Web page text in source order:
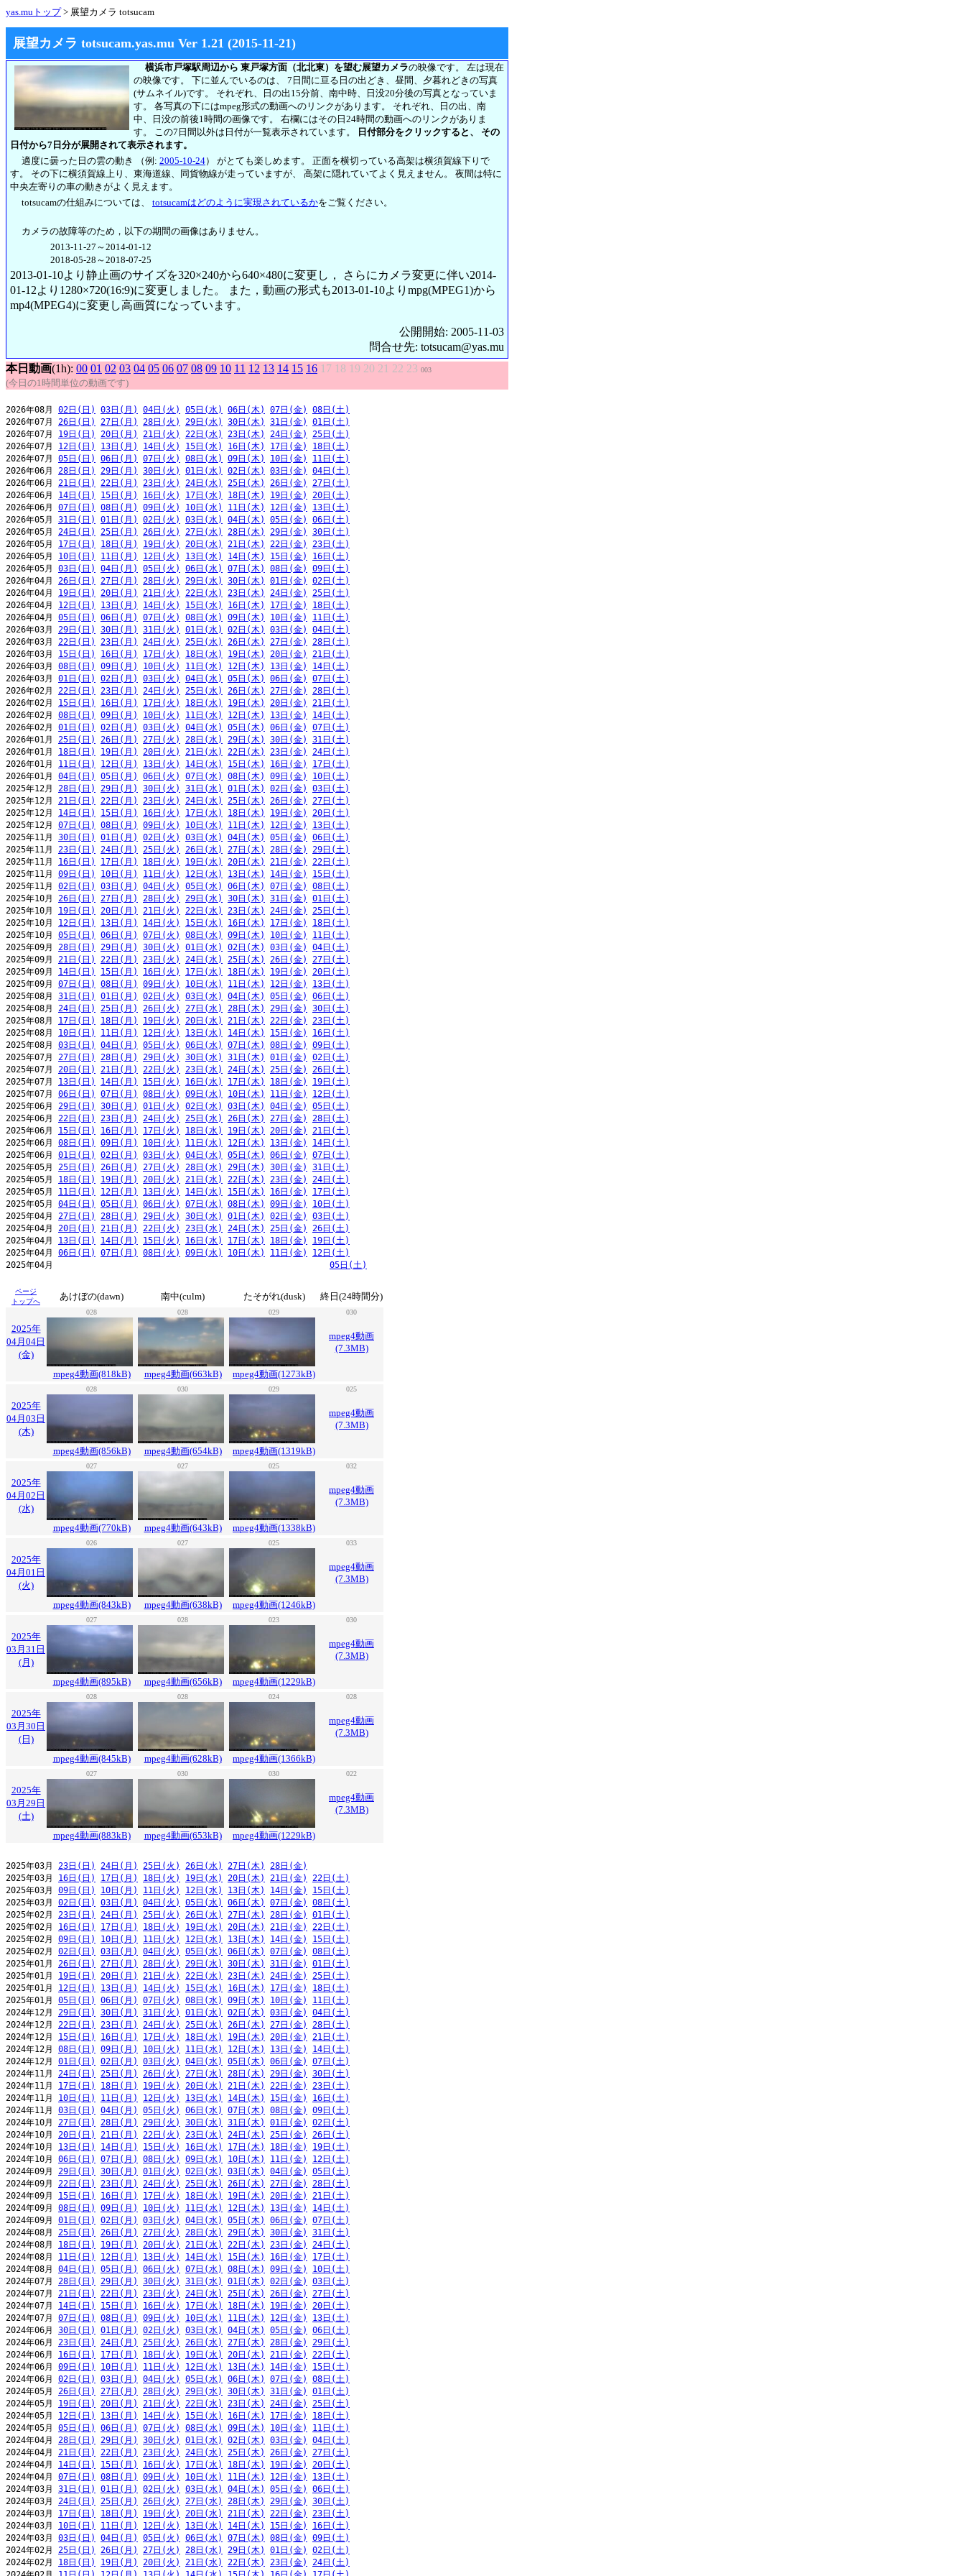
yas.muトップ> 展望カメラ totsucam
展望カメラ totsucam.yas.mu Ver 1.21 (2015-11-21)
横浜市戸塚駅周辺から 東戸塚方面（北北東）を望む展望カメラの映像です。 左は現在
の映像です。 下に並んでいるのは、 7日間に亘る日の出どき、昼間、夕暮れどきの写真
(サムネイル)です。 それぞれ、日の出15分前、南中時、日没20分後の写真となっていま
す。 各写真の下にはmpeg形式の動画へのリンクがあります。 それぞれ、日の出、南
中、日没の前後1時間の画像です。 右欄にはその日24時間の動画へのリンクがありま
す。 この7日間以外は日付が一覧表示されています。
日付部分をクリックすると、 その
日付から7日分が展開されて表示されます。
適度に曇った日の雲の動き （例: 2005-10-24） がとても楽しめます。 正面を横切っている高架は横須賀線下りで
す。 その下に横須賀線上り、東海道線、同貨物線が走っていますが、 高架に隠れていてよく見えません。 夜間は特に
中央左寄りの車の動きがよく見えます。
totsucamの仕組みについては、 totsucamはどのように実現されているかをご覧ください。
カメラの故障等のため，以下の期間の画像はありません。
2013-11-27～2014-01-12
2018-05-28～2018-07-25
2013-01-10より静止画のサイズを320×240から640×480に変更し， さらにカメラ変更に伴い2014-
01-12より1280×720(16:9)に変更しました。 また，動画の形式も2013-01-10よりmpg(MPEG1)から
mp4(MPEG4)に変更し高画質になっています。
公開開始: 2005-11-03
問合せ先: totsucam@yas.mu
本日動画(1h): 00 01 02 03 04 05 06 07 08 09 10 11 12 13 14 15 16 17 18 19 20 21 22 23 003
(今日の1時間単位の動画です)
2026年08月 02日(日) 03日(月) 04日(火) 05日(水) 06日(木) 07日(金)
08日(土)
2026年07月 26日(日) 27日(月) 28日(火) 29日(水) 30日(木) 31日(金)
01日(土)
2026年07月 19日(日) 20日(月) 21日(火) 22日(水) 23日(木) 24日(金)
25日(土)
2026年07月 12日(日) 13日(月) 14日(火) 15日(水) 16日(木) 17日(金)
18日(土)
2026年07月 05日(日) 06日(月) 07日(火) 08日(水) 09日(木) 10日(金)
11日(土)
2026年06月 28日(日) 29日(月) 30日(火) 01日(水) 02日(木) 03日(金)
04日(土)
2026年06月 21日(日) 22日(月) 23日(火) 24日(水) 25日(木) 26日(金)
27日(土)
2026年06月 14日(日) 15日(月) 16日(火) 17日(水) 18日(木) 19日(金)
20日(土)
2026年06月 07日(日) 08日(月) 09日(火) 10日(水) 11日(木) 12日(金)
13日(土)
2026年05月 31日(日) 01日(月) 02日(火) 03日(水) 04日(木) 05日(金)
06日(土)
2026年05月 24日(日) 25日(月) 26日(火) 27日(水) 28日(木) 29日(金)
30日(土)
2026年05月 17日(日) 18日(月) 19日(火) 20日(水) 21日(木) 22日(金)
23日(土)
2026年05月 10日(日) 11日(月) 12日(火) 13日(水) 14日(木) 15日(金)
16日(土)
2026年05月 03日(日) 04日(月) 05日(火) 06日(水) 07日(木) 08日(金)
09日(土)
2026年04月 26日(日) 27日(月) 28日(火) 29日(水) 30日(木) 01日(金)
02日(土)
2026年04月 19日(日) 20日(月) 21日(火) 22日(水) 23日(木) 24日(金)
25日(土)
2026年04月 12日(日) 13日(月) 14日(火) 15日(水) 16日(木) 17日(金)
18日(土)
2026年04月 05日(日) 06日(月) 07日(火) 08日(水) 09日(木) 10日(金)
11日(土)
2026年03月 29日(日) 30日(月) 31日(火) 01日(水) 02日(木) 03日(金)
04日(土)
2026年03月 22日(日) 23日(月) 24日(火) 25日(水) 26日(木) 27日(金)
28日(土)
2026年03月 15日(日) 16日(月) 17日(火) 18日(水) 19日(木) 20日(金)
21日(土)
2026年03月 08日(日) 09日(月) 10日(火) 11日(水) 12日(木) 13日(金)
14日(土)
2026年03月 01日(日) 02日(月) 03日(火) 04日(水) 05日(木) 06日(金)
07日(土)
2026年02月 22日(日) 23日(月) 24日(火) 25日(水) 26日(木) 27日(金)
28日(土)
2026年02月 15日(日) 16日(月) 17日(火) 18日(水) 19日(木) 20日(金)
21日(土)
2026年02月 08日(日) 09日(月) 10日(火) 11日(水) 12日(木) 13日(金)
14日(土)
2026年02月 01日(日) 02日(月) 03日(火) 04日(水) 05日(木) 06日(金)
07日(土)
2026年01月 25日(日) 26日(月) 27日(火) 28日(水) 29日(木) 30日(金)
31日(土)
2026年01月 18日(日) 19日(月) 20日(火) 21日(水) 22日(木) 23日(金)
24日(土)
2026年01月 11日(日) 12日(月) 13日(火) 14日(水) 15日(木) 16日(金)
17日(土)
2026年01月 04日(日) 05日(月) 06日(火) 07日(水) 08日(木) 09日(金)
10日(土)
2025年12月 28日(日) 29日(月) 30日(火) 31日(水) 01日(木) 02日(金)
03日(土)
2025年12月 21日(日) 22日(月) 23日(火) 24日(水) 25日(木) 26日(金)
27日(土)
2025年12月 14日(日) 15日(月) 16日(火) 17日(水) 18日(木) 19日(金)
20日(土)
2025年12月 07日(日) 08日(月) 09日(火) 10日(水) 11日(木) 12日(金)
13日(土)
2025年11月 30日(日) 01日(月) 02日(火) 03日(水) 04日(木) 05日(金)
06日(土)
2025年11月 23日(日) 24日(月) 25日(火) 26日(水) 27日(木) 28日(金)
29日(土)
2025年11月 16日(日) 17日(月) 18日(火) 19日(水) 20日(木) 21日(金)
22日(土)
2025年11月 09日(日) 10日(月) 11日(火) 12日(水) 13日(木) 14日(金)
15日(土)
2025年11月 02日(日) 03日(月) 04日(火) 05日(水) 06日(木) 07日(金)
08日(土)
2025年10月 26日(日) 27日(月) 28日(火) 29日(水) 30日(木) 31日(金)
01日(土)
2025年10月 19日(日) 20日(月) 21日(火) 22日(水) 23日(木) 24日(金)
25日(土)
2025年10月 12日(日) 13日(月) 14日(火) 15日(水) 16日(木) 17日(金)
18日(土)
2025年10月 05日(日) 06日(月) 07日(火) 08日(水) 09日(木) 10日(金)
11日(土)
2025年09月 28日(日) 29日(月) 30日(火) 01日(水) 02日(木) 03日(金)
04日(土)
2025年09月 21日(日) 22日(月) 23日(火) 24日(水) 25日(木) 26日(金)
27日(土)
2025年09月 14日(日) 15日(月) 16日(火) 17日(水) 18日(木) 19日(金)
20日(土)
2025年09月 07日(日) 08日(月) 09日(火) 10日(水) 11日(木) 12日(金)
13日(土)
2025年08月 31日(日) 01日(月) 02日(火) 03日(水) 04日(木) 05日(金)
06日(土)
2025年08月 24日(日) 25日(月) 26日(火) 27日(水) 28日(木) 29日(金)
30日(土)
2025年08月 17日(日) 18日(月) 19日(火) 20日(水) 21日(木) 22日(金)
23日(土)
2025年08月 10日(日) 11日(月) 12日(火) 13日(水) 14日(木) 15日(金)
16日(土)
2025年08月 03日(日) 04日(月) 05日(火) 06日(水) 07日(木) 08日(金)
09日(土)
2025年07月 27日(日) 28日(月) 29日(火) 30日(水) 31日(木) 01日(金)
02日(土)
2025年07月 20日(日) 21日(月) 22日(火) 23日(水) 24日(木) 25日(金)
26日(土)
2025年07月 13日(日) 14日(月) 15日(火) 16日(水) 17日(木) 18日(金)
19日(土)
2025年07月 06日(日) 07日(月) 08日(火) 09日(水) 10日(木) 11日(金)
12日(土)
2025年06月 29日(日) 30日(月) 01日(火) 02日(水) 03日(木) 04日(金)
05日(土)
2025年06月 22日(日) 23日(月) 24日(火) 25日(水) 26日(木) 27日(金)
28日(土)
2025年06月 15日(日) 16日(月) 17日(火) 18日(水) 19日(木) 20日(金)
21日(土)
2025年06月 08日(日) 09日(月) 10日(火) 11日(水) 12日(木) 13日(金)
14日(土)
2025年06月 01日(日) 02日(月) 03日(火) 04日(水) 05日(木) 06日(金)
07日(土)
2025年05月 25日(日) 26日(月) 27日(火) 28日(水) 29日(木) 30日(金)
31日(土)
2025年05月 18日(日) 19日(月) 20日(火) 21日(水) 22日(木) 23日(金)
24日(土)
2025年05月 11日(日) 12日(月) 13日(火) 14日(水) 15日(木) 16日(金)
17日(土)
2025年05月 04日(日) 05日(月) 06日(火) 07日(水) 08日(木) 09日(金)
10日(土)
2025年04月 27日(日) 28日(月) 29日(火) 30日(水) 01日(木) 02日(金)
03日(土)
2025年04月 20日(日) 21日(月) 22日(火) 23日(水) 24日(木) 25日(金)
26日(土)
2025年04月 13日(日) 14日(月) 15日(火) 16日(水) 17日(木) 18日(金)
19日(土)
2025年04月 06日(日) 07日(月) 08日(火) 09日(水) 10日(木) 11日(金)
12日(土)
2025年04月 05日(土)
ページ
トップへ
あけぼの(dawn) 南中(culm) たそがれ(dusk) 終日(24時間分)
028 028 029 030
2025年
04月04日
(金)
mpeg4動画
(7.3MB)
mpeg4動画(818kB) mpeg4動画(663kB) mpeg4動画(1273kB)
028 030 029 025
2025年
04月03日
(木)
mpeg4動画
(7.3MB)
mpeg4動画(856kB) mpeg4動画(654kB) mpeg4動画(1319kB)
027 027 025 032
2025年
04月02日
(水)
mpeg4動画
(7.3MB)
mpeg4動画(770kB) mpeg4動画(643kB) mpeg4動画(1338kB)
026 027 025 033
2025年
04月01日
(火)
mpeg4動画
(7.3MB)
mpeg4動画(843kB) mpeg4動画(638kB) mpeg4動画(1246kB)
027 028 023 030
2025年
03月31日
(月)
mpeg4動画
(7.3MB)
mpeg4動画(895kB) mpeg4動画(656kB) mpeg4動画(1229kB)
028 028 024 028
2025年
03月30日
(日)
mpeg4動画
(7.3MB)
mpeg4動画(845kB) mpeg4動画(628kB) mpeg4動画(1366kB)
027 030 030 022
2025年
03月29日
(土)
mpeg4動画
(7.3MB)
mpeg4動画(883kB) mpeg4動画(653kB) mpeg4動画(1229kB)
2025年03月 23日(日) 24日(月) 25日(火) 26日(水) 27日(木)
28日(金)
2025年03月 16日(日) 17日(月) 18日(火) 19日(水) 20日(木) 21日(金)
22日(土)
2025年03月 09日(日) 10日(月) 11日(火) 12日(水) 13日(木) 14日(金)
15日(土)
2025年03月 02日(日) 03日(月) 04日(火) 05日(水) 06日(木) 07日(金)
08日(土)
2025年02月 23日(日) 24日(月) 25日(火) 26日(水) 27日(木) 28日(金)
01日(土)
2025年02月 16日(日) 17日(月) 18日(火) 19日(水) 20日(木) 21日(金)
22日(土)
2025年02月 09日(日) 10日(月) 11日(火) 12日(水) 13日(木) 14日(金)
15日(土)
2025年02月 02日(日) 03日(月) 04日(火) 05日(水) 06日(木) 07日(金)
08日(土)
2025年01月 26日(日) 27日(月) 28日(火) 29日(水) 30日(木) 31日(金)
01日(土)
2025年01月 19日(日) 20日(月) 21日(火) 22日(水) 23日(木) 24日(金)
25日(土)
2025年01月 12日(日) 13日(月) 14日(火) 15日(水) 16日(木) 17日(金)
18日(土)
2025年01月 05日(日) 06日(月) 07日(火) 08日(水) 09日(木) 10日(金)
11日(土)
2024年12月 29日(日) 30日(月) 31日(火) 01日(水) 02日(木) 03日(金)
04日(土)
2024年12月 22日(日) 23日(月) 24日(火) 25日(水) 26日(木) 27日(金)
28日(土)
2024年12月 15日(日) 16日(月) 17日(火) 18日(水) 19日(木) 20日(金)
21日(土)
2024年12月 08日(日) 09日(月) 10日(火) 11日(水) 12日(木) 13日(金)
14日(土)
2024年12月 01日(日) 02日(月) 03日(火) 04日(水) 05日(木) 06日(金)
07日(土)
2024年11月 24日(日) 25日(月) 26日(火) 27日(水) 28日(木) 29日(金)
30日(土)
2024年11月 17日(日) 18日(月) 19日(火) 20日(水) 21日(木) 22日(金)
23日(土)
2024年11月 10日(日) 11日(月) 12日(火) 13日(水) 14日(木) 15日(金)
16日(土)
2024年11月 03日(日) 04日(月) 05日(火) 06日(水) 07日(木) 08日(金)
09日(土)
2024年10月 27日(日) 28日(月) 29日(火) 30日(水) 31日(木) 01日(金)
02日(土)
2024年10月 20日(日) 21日(月) 22日(火) 23日(水) 24日(木) 25日(金)
26日(土)
2024年10月 13日(日) 14日(月) 15日(火) 16日(水) 17日(木) 18日(金)
19日(土)
2024年10月 06日(日) 07日(月) 08日(火) 09日(水) 10日(木) 11日(金)
12日(土)
2024年09月 29日(日) 30日(月) 01日(火) 02日(水) 03日(木) 04日(金)
05日(土)
2024年09月 22日(日) 23日(月) 24日(火) 25日(水) 26日(木) 27日(金)
28日(土)
2024年09月 15日(日) 16日(月) 17日(火) 18日(水) 19日(木) 20日(金)
21日(土)
2024年09月 08日(日) 09日(月) 10日(火) 11日(水) 12日(木) 13日(金)
14日(土)
2024年09月 01日(日) 02日(月) 03日(火) 04日(水) 05日(木) 06日(金)
07日(土)
2024年08月 25日(日) 26日(月) 27日(火) 28日(水) 29日(木) 30日(金)
31日(土)
2024年08月 18日(日) 19日(月) 20日(火) 21日(水) 22日(木) 23日(金)
24日(土)
2024年08月 11日(日) 12日(月) 13日(火) 14日(水) 15日(木) 16日(金)
17日(土)
2024年08月 04日(日) 05日(月) 06日(火) 07日(水) 08日(木) 09日(金)
10日(土)
2024年07月 28日(日) 29日(月) 30日(火) 31日(水) 01日(木) 02日(金)
03日(土)
2024年07月 21日(日) 22日(月) 23日(火) 24日(水) 25日(木) 26日(金)
27日(土)
2024年07月 14日(日) 15日(月) 16日(火) 17日(水) 18日(木) 19日(金)
20日(土)
2024年07月 07日(日) 08日(月) 09日(火) 10日(水) 11日(木) 12日(金)
13日(土)
2024年06月 30日(日) 01日(月) 02日(火) 03日(水) 04日(木) 05日(金)
06日(土)
2024年06月 23日(日) 24日(月) 25日(火) 26日(水) 27日(木) 28日(金)
29日(土)
2024年06月 16日(日) 17日(月) 18日(火) 19日(水) 20日(木) 21日(金)
22日(土)
2024年06月 09日(日) 10日(月) 11日(火) 12日(水) 13日(木) 14日(金)
15日(土)
2024年06月 02日(日) 03日(月) 04日(火) 05日(水) 06日(木) 07日(金)
08日(土)
2024年05月 26日(日) 27日(月) 28日(火) 29日(水) 30日(木) 31日(金)
01日(土)
2024年05月 19日(日) 20日(月) 21日(火) 22日(水) 23日(木) 24日(金)
25日(土)
2024年05月 12日(日) 13日(月) 14日(火) 15日(水) 16日(木) 17日(金)
18日(土)
2024年05月 05日(日) 06日(月) 07日(火) 08日(水) 09日(木) 10日(金)
11日(土)
2024年04月 28日(日) 29日(月) 30日(火) 01日(水) 02日(木) 03日(金)
04日(土)
2024年04月 21日(日) 22日(月) 23日(火) 24日(水) 25日(木) 26日(金)
27日(土)
2024年04月 14日(日) 15日(月) 16日(火) 17日(水) 18日(木) 19日(金)
20日(土)
2024年04月 07日(日) 08日(月) 09日(火) 10日(水) 11日(木) 12日(金)
13日(土)
2024年03月 31日(日) 01日(月) 02日(火) 03日(水) 04日(木) 05日(金)
06日(土)
2024年03月 24日(日) 25日(月) 26日(火) 27日(水) 28日(木) 29日(金)
30日(土)
2024年03月 17日(日) 18日(月) 19日(火) 20日(水) 21日(木) 22日(金)
23日(土)
2024年03月 10日(日) 11日(月) 12日(火) 13日(水) 14日(木) 15日(金)
16日(土)
2024年03月 03日(日) 04日(月) 05日(火) 06日(水) 07日(木) 08日(金)
09日(土)
2024年02月 25日(日) 26日(月) 27日(火) 28日(水) 29日(木) 01日(金)
02日(土)
2024年02月 18日(日) 19日(月) 20日(火) 21日(水) 22日(木) 23日(金)
24日(土)